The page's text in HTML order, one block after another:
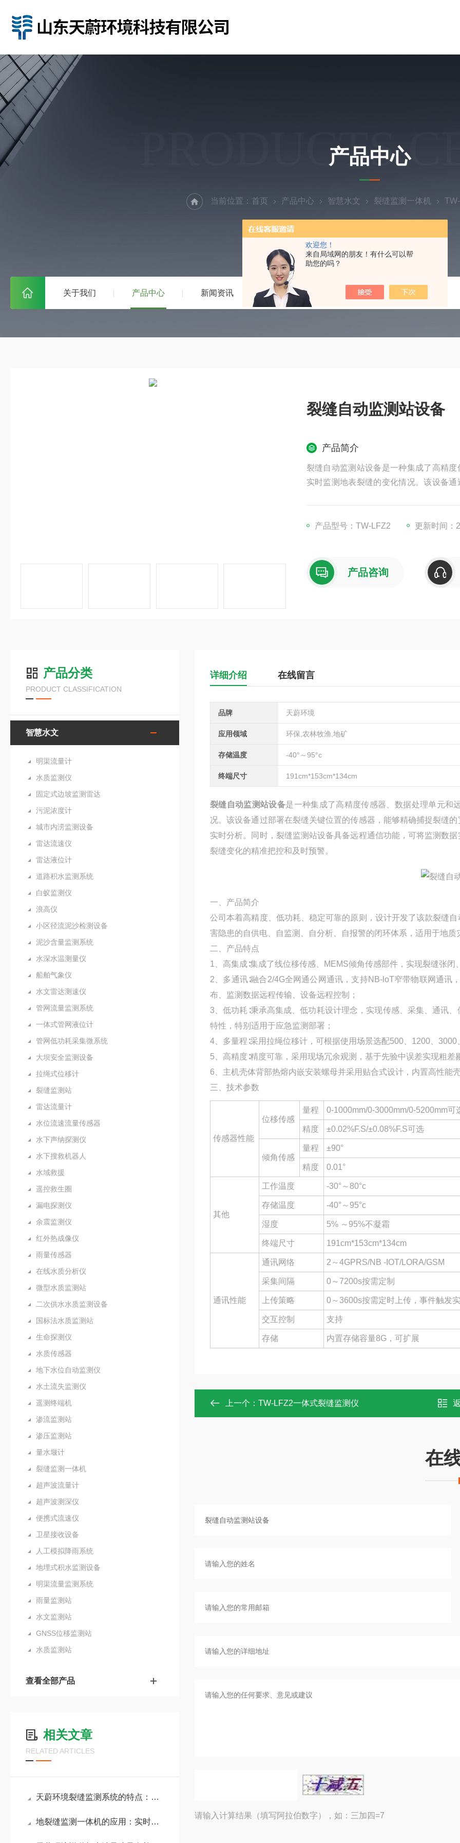
欢迎您！
来自局域网的朋友！有什么可以帮
助您的吗？
关于我们 产品中心 新闻资讯 技术文章 在线留言 联系我们
PRODUCTS
产品中心
当前位置： 首页 产品中心 智慧水文 裂缝监测一体机
裂缝自动监测站设备
产品简介
裂缝自动监测站设备是一种集成了高精
实时监测地表裂缝的变化情况。该设备
和及时预警。
产品型号：TW-LFZ2 更新时间：
产品咨询
产品分类
PRODUCT CLASSIFICATION
智慧水文
明渠流量计
水质监测仪
固定式边坡监测雷达
污泥浓度计
城市内涝监测设备
雷达流速仪
雷达液位计
道路积水监测系统
白蚁监测仪
浪高仪
小区径流泥沙检测设备
泥沙含量监测系统
水深水温测量仪
船舶气象仪
水文雷达测速仪
管网流量监测系统
一体式管网液位计
管网低功耗采集微系统
大坝安全监测设备
拉绳式位移计
裂缝监测站
雷达流量计
水位流速流量传感器
水下声纳探测仪
水下搜救机器人
水域救援
遥控救生圈
漏电探测仪
余震监测仪
红外热成像仪
雨量传感器
在线水质分析仪
微型水质监测站
二次供水水质监测设备
国标法水质监测站
生命探测仪
水质传感器
地下水位自动监测仪
水土流失监测仪
遥测终端机
渗流监测站
渗压监测站
量水堰计
裂缝监测一体机
超声波流量计
超声波测深仪
便携式流速仪
卫星接收设备
人工模拟降雨系统
地埋式积水监测设备
明渠流量监测系统
雨量监测站
水文监测站
GNSS位移监测站
水质监测站
查看全部产品
相关文章
RELATED ARTICLES
天蔚环境裂缝监测系统的特点：管理人员可远程查看，无需现场巡检
地裂缝监测一体机的应用：实时监测桥梁墩台、隧道衬砌等结构的裂缝变化
详细介绍 在线留言
品牌 天蔚环境
应用领域 环保,农林牧渔,地矿
存储温度 -40°～95°c
终端尺寸 191cm*153cm*134cm
裂缝自动监测站设备是一种集成了高精度传感器、数据处理单元和
况。该设备通过部署在裂缝关键位置的传感器，能够精确捕捉裂缝
实时分析。同时，裂缝监测站设备具备远程通信功能，可将监测数
裂缝变化的精准把控和及时预警。
一、产品简介
公司本着高精度、低功耗、稳定可靠的原则，设计开发了该款裂缝自
害隐患的自供电、自监测、自分析、自报警的闭环体系，适用于地
二、产品特点
1、高集成∶集成了线位移传感、MEMS倾角传感部件，实现裂缝张
2、多通讯∶融合2/4G全网通公网通讯，支持NB-loT窄带物联网通
布、监测数据远程传输、设备远程控制；
3、低功耗∶秉承高集成、低功耗设计理念，实现传感、采集、通讯
特性，特别适用于应急监测部署；
4、多量程∶采用拉绳位移计，可根据使用场景选配500、1200、
5、高精度∶精度可靠，采用现场冗余观测，基于先验中误差实现粗
6、主机壳体背部热熔内嵌安装螺母并采用贴合式设计，内置高性
三、技术参数
传感器性能
位移传感
量程 0-1000mm/0-3000mm/0-5200mm可
精度 ±0.02%F.S/±0.08%F.S可选
倾角传感
量程 ±90°
精度 0.01°
其他
工作温度 -30°～80°c
存储温度 -40°～95°c
湿度 5% ～95%不凝霜
终端尺寸 191cm*153cm*134cm
通讯性能
通讯网络 2～4GPRS/NB -IOT/LORA/GSM
采集间隔 0～7200s按需定制
上传策略 0～3600s按需定时上传，事件触发
交互控制 支持
存储 内置存储容量8G，可扩展
上一个： TW-LFZ2一体式裂缝监测仪
在
请输入计算结果（填写阿拉伯数字），如：三加四=7